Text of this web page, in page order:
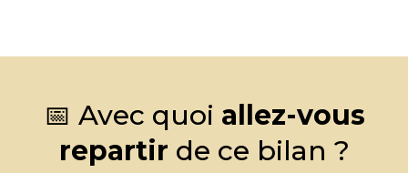
📅 Avec quoi allez-vous
repartir de ce bilan ?